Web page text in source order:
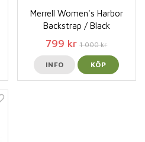
Merrell Women's Harbor
Backstrap / Black
799 kr 1 000 kr
INFO KÖP